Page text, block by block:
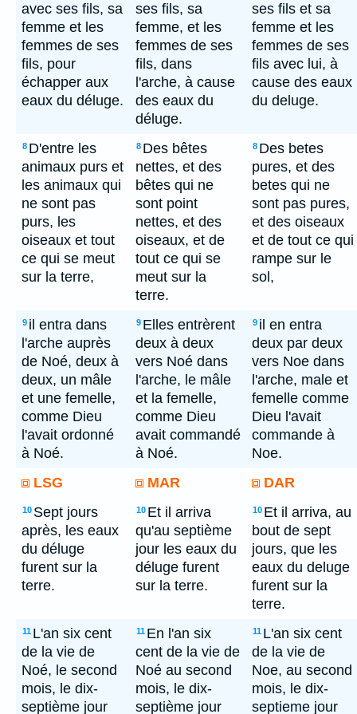
avec ses fils, sa
femme et les
femmes de ses
fils, pour
échapper aux
eaux du déluge.
ses fils, sa
femme, et les
femmes de ses
fils, dans
l'arche, à cause
des eaux du
déluge.
ses fils et sa
femme et les
femmes de ses
fils avec lui, à
cause des eaux
du deluge.
8 D'entre les
animaux purs et
les animaux qui
ne sont pas
purs, les
oiseaux et tout
ce qui se meut
sur la terre,
8 Des bêtes
nettes, et des
bêtes qui ne
sont point
nettes, et des
oiseaux, et de
tout ce qui se
meut sur la
terre.
8 Des betes
pures, et des
betes qui ne
sont pas pures,
et des oiseaux
et de tout ce qui
rampe sur le
sol,
9 il entra dans
l'arche auprès
de Noé, deux à
deux, un mâle
et une femelle,
comme Dieu
l'avait ordonné
à Noé.
9 Elles entrèrent
deux à deux
vers Noé dans
l'arche, le mâle
et la femelle,
comme Dieu
avait commandé
à Noé.
9 il en entra
deux par deux
vers Noe dans
l'arche, male et
femelle comme
Dieu l'avait
commande à
Noe.
LSG
MAR DAR
10 Sept jours
après, les eaux
du déluge
furent sur la
terre.
10 Et il arriva
qu'au septième
jour les eaux du
déluge furent
sur la terre.
10 Et il arriva, au
bout de sept
jours, que les
eaux du deluge
furent sur la
terre.
11 L'an six cent
de la vie de
Noé, le second
mois, le dix-
septième jour
11 En l'an six
cent de la vie de
Noé au second
mois, le dix-
septième jour
11 L'an six cent
de la vie de
Noe, au second
mois, le dix-
septieme jour